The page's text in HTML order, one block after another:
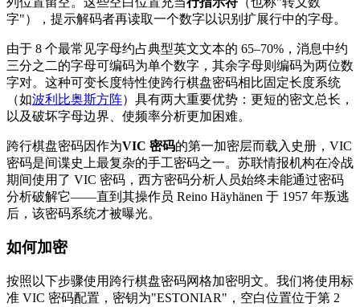
字"），提示解码者再读取一个数字以识别扩展行中的字母。
由于 8 个最常见字母约占典型英文文本的 65–70%，消息中约
三分之二的字母可编码为单个数字，其余字母则编码为两位数
字对。这种可变长度特性使跨行棋盘密码相比固定长度系统
（如波利比奥斯方阵）具有两大重要优势：更短的密文总长，
以及破坏字母边界、使频率分析更加困难。
跨行棋盘密码因作为VIC 密码的第一加密层而载入史册，VIC
密码是间谍史上最复杂的手工密码之一。苏联情报机构在冷战
期间使用了 VIC 密码，西方密码分析人员始终未能通过密码
分析破解它——直到其操作员 Reino Häyhänen 于 1957 年叛逃
后，该密码系统才被曝光。
如何加密
按照以下步骤使用跨行棋盘密码网格加密明文。我们将使用标
准 VIC 密码配置，密钥为"ESTONIAR"，空白位置位于第 2